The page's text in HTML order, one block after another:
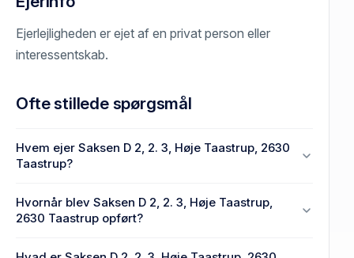
Ejerlejligheden er ejet af en privat person eller
interessentskab.
Ofte stillede spørgsmål
Hvem ejer Saksen D 2, 2. 3, Høje Taastrup, 2630
Taastrup?
En eller flere privat(e) ejer Saksen D 2, 2. 3, Høje
Taastrup, 2630 Taastrup.
Hvornår blev Saksen D 2, 2. 3, Høje Taastrup,
2630 Taastrup opført?